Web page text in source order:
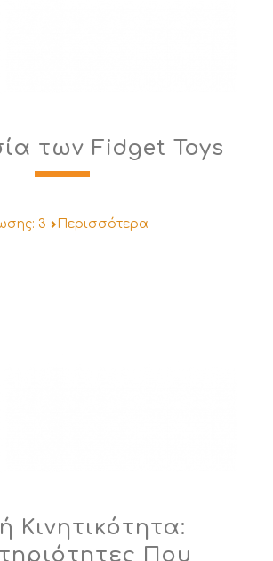
των Fidget Toys
3 Περισσότερα
Κινητικότητα:
Που